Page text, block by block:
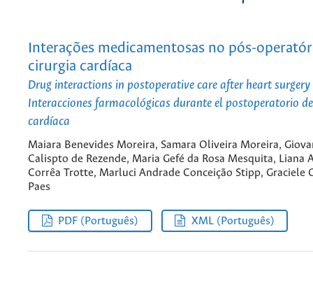
Interações medicamentosas no pós-
cirurgia cardíaca
Drug interactions in postoperative care after heart surgery
Interacciones farmacológicas durante el postoperatorio
cardíaca
Maiara Benevides Moreira, Samara Oliveira Moreira,
Calispto de Rezende, Maria Gefé da Rosa Mesquita, Liana
Corrêa Trotte, Marluci Andrade Conceição Stipp, Graciele
Paes
PDF (Português) XML (Português)